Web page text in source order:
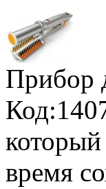
Прибор
который
время